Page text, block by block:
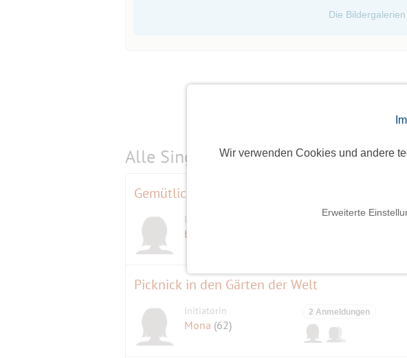
Wir verwenden Cookies und andere
Erweiterte
Die
Alle Single-Events amselben Tag
Gemütliches Frühstück am Donnerstag
Initiatorin
berline
Picknick in den Gärten der Welt
Initiatorin
Mona (62)
2 Anmeldungen